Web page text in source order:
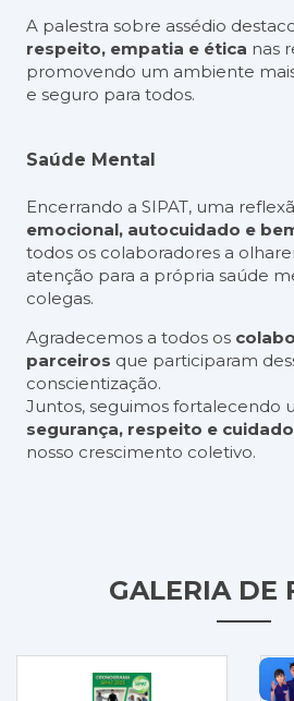
A palestra sobre assédio
respeito, empatia e ética nas
promovendo um ambiente
e seguro para todos.
Saúde Mental
Encerrando a SIPAT, uma
emocional, autocuidado e
todos os colaboradores a
atenção para a própria saúde
colegas.
Agradecemos a todos os
parceiros que participaram
conscientização.
Juntos, seguimos fortalecendo
segurança, respeito e cuidado
nosso crescimento coletivo.
GALERIA DE